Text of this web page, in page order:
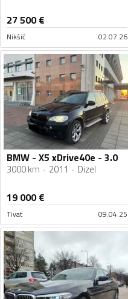
27 500€
Nikšić 02.07.26
BMW - X5 xDrive40e - 3.0
3000 km 2011 Dizel
19 000€
Tivat 09.04.25